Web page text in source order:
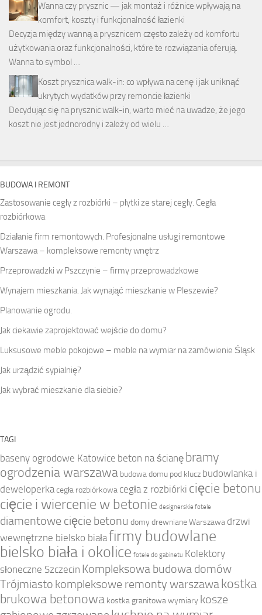
Wanna czy prysznic — jak montaż i różnice wpływają na
komfort, koszty i funkcjonalność łazienki
Decyzja między wanną a prysznicem często zależy od komfortu
użytkowania oraz funkcjonalności, które te rozwiązania oferują.
Wanna to symbol …
Koszt prysznica walk-in: co wpływa na cenę i jak uniknąć
ukrytych wydatków przy remoncie łazienki
Decydując się na prysznic walk-in, warto mieć na uwadze, że jego
koszt nie jest jednorodny i zależy od wielu …
BUDOWA I REMONT
Zastosowanie cegły z rozbiórki – płytki ze starej cegły. Cegła
rozbiórkowa
Działanie firm remontowych. Profesjonalne usługi remontowe
Warszawa – kompleksowe remonty wnętrz
Przeprowadzki w Pszczynie – firmy przeprowadzkowe
Wynajem mieszkania. Jak wynająć mieszkanie w Pleszewie?
Planowanie ogrodu.
Jak ciekawie zaprojektować wejście do domu?
Luksusowe meble pokojowe – meble na wymiar na zamówienie Śląsk
Jak urządzić sypialnię?
Jak wybrać mieszkanie dla siebie?
TAGI
baseny ogrodowe Katowice beton na ścianę bramy
ogrodzenia warszawa budowa domu pod klucz budowlanka i
deweloperkacegła rozbiórkowa cegła z rozbiórki cięcie betonu
cięcie i wiercenie w betonie designerskie fotele
diamentowe cięcie betonu domy drewniane Warszawa drzwi
wewnętrzne bielsko białafirmy budowlane
bielsko biała i okolice fotele do gabinetu Kolektory
słoneczne Szczecin Kompleksowa budowa domów
Trójmiasto kompleksowe remonty warszawakostka
brukowa betonowa kostka granitowa wymiary kosze